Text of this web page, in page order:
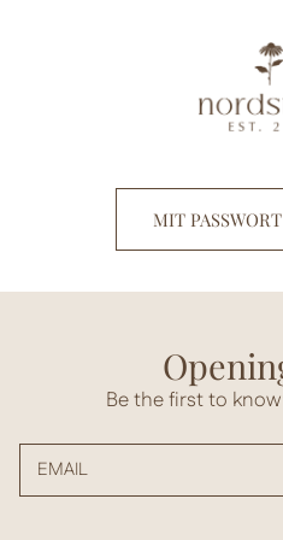
MIT
Be the first to
EMAIL